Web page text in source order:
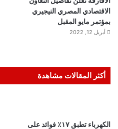
الاقتصادي المصري النيجيري
بمؤتمر مايو المقبل
أبريل 12, 2022
أكثر المقالات مشاهدة
الكهرباء تطبق ١٧٪ فوائد على